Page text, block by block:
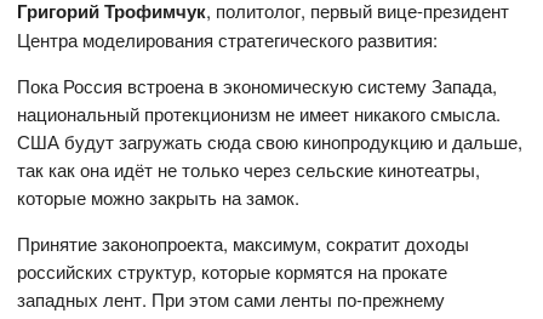
Григорий Трофимчук, политолог, первый вице-президент
Центра моделирования стратегического развития:
Пока Россия встроена в экономическую систему Запада,
национальный протекционизм не имеет никакого смысла.
США будут загружать сюда свою кинопродукцию и дальше,
так как она идёт не только через сельские кинотеатры,
которые можно закрыть на замок.
Принятие законопроекта, максимум, сократит доходы
российских структур, которые кормятся на прокате
западных лент. При этом сами ленты по-прежнему